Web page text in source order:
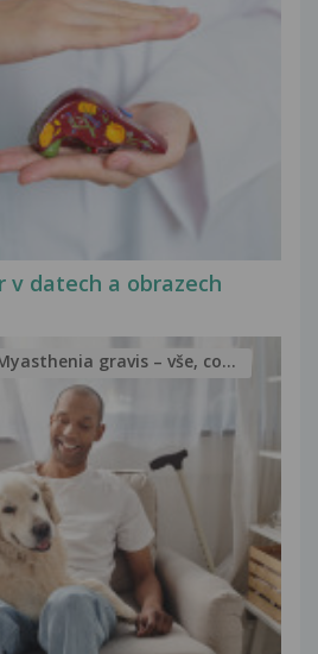
datech a obrazech
gravis – vše, co...